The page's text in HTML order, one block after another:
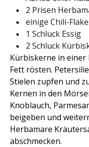
2 Prisen
einige Chili-
1 Schluck Essig
2 Schluck
Kürbiskerne in
Fett rösten.
Stielen zupfen und
Kernen in den
Knoblauch,
beigeben und
Herbamare
abschmecken.